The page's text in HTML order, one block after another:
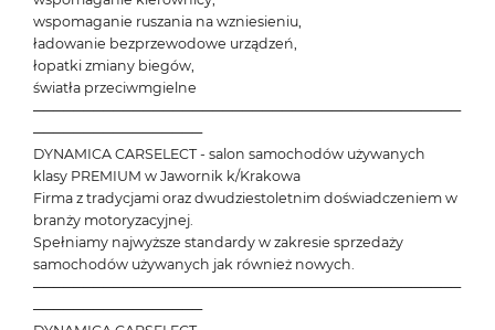
wspomaganie ruszania na wzniesieniu,
ładowanie bezprzewodowe urządzeń,
łopatki zmiany biegów,
światła przeciwmgielne
───────────────────────────────────────────
─────────────────
DYNAMICA CARSELECT - salon samochodów używanych
klasy PREMIUM w Jawornik k/Krakowa
Firma z tradycjami oraz dwudziestoletnim doświadczeniem w
branży motoryzacyjnej.
Spełniamy najwyższe standardy w zakresie sprzedaży
samochodów używanych jak również nowych.
───────────────────────────────────────────
─────────────────